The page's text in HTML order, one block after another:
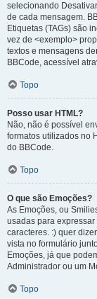
selecionando
de cada mensagem.
Etiquetas (TAGs) são
vez de <exemplo>
textos e mensagens
BBCode, acessível
Topo
Posso usar HTML?
Não, não é possível
formatos utilizados no
do BBCode.
Topo
O que são Emoções?
As Emoções, ou
usadas para
caracteres. :) quer
vista no formulário
Emoções, já que
Administrador ou um
Topo